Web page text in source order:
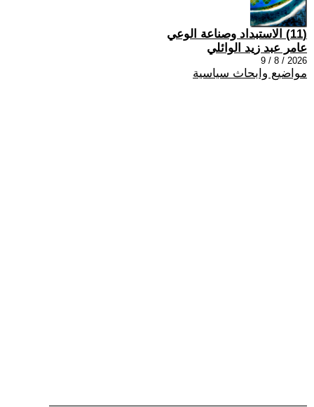
(11) الاستبداد وصناعة الوعي
عامر عبد زيد الوائلي
2026 / 8 / 9
مواضيع وابحاث سياسية